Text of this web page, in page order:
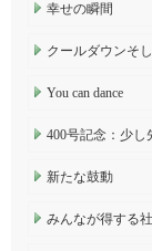
幸せの瞬間
クールダウンそ
You can dance
400号記念：少し
新たな鼓動
みんなが得する